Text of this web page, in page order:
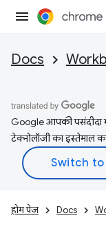
Docs
Google आपकी पसंदीदा
टेक्नोलॉजी का इस्तेमाल
होम पेज Docs